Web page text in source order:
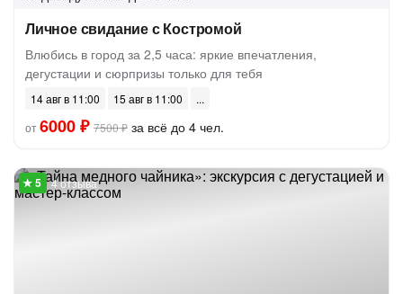
Личное свидание с Костромой
Влюбись в город за 2,5 часа: яркие впечатления,
дегустации и сюрпризы только для тебя
14 авг в 11:00
15 авг в 11:00
от6000 ₽ 7500 ₽ за всё до 4 чел.
4 отзыва